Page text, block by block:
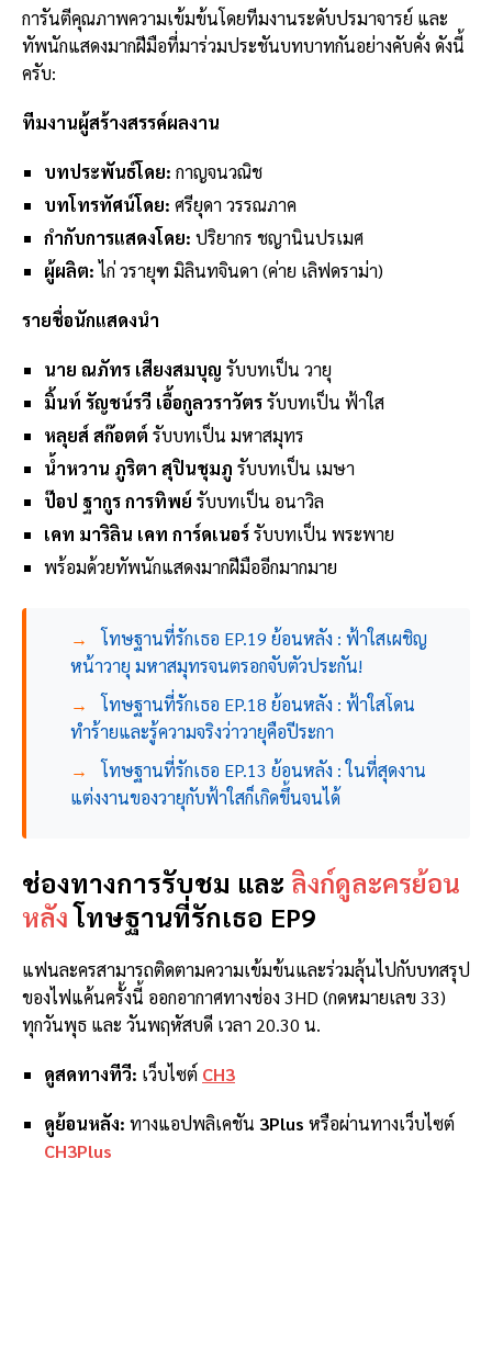
การันตีคุณภาพความเข้มข้นโดยทีมงานระดับปรมาจารย์ และ
ทัพนักแสดงมากฝีมือที่มาร่วมประชันบทบาทกันอย่างคับคั่ง ดังนี้
ครับ:
ทีมงานผู้สร้างสรรค์ผลงาน
บทประพันธ์โดย: กาญจนวณิช
บทโทรทัศน์โดย: ศรียุดา วรรณภาค
กำกับการแสดงโดย: ปริยากร ชญานินปรเมศ
ผู้ผลิต:ไก่ วรายุฑ มิลินทจินดา (ค่าย เลิฟดราม่า)
รายชื่อนักแสดงนำ
นาย ณภัทร เสียงสมบุญ รับบทเป็น วายุ
มิ้นท์ รัญชน์รวี เอื้อกูลวราวัตรรับบทเป็น ฟ้าใส
หลุยส์ สก๊อตต์ รับบทเป็น มหาสมุทร
น้ำหวาน ภูริตา สุปินชุมภู รับบทเป็น เมษา
ป๊อป ฐากูร การทิพย์ รับบทเป็น อนาวิล
เคท มาริลิน เคท การ์ดเนอร์รับบทเป็น พระพาย
พร้อมด้วยทัพนักแสดงมากฝีมืออีกมากมาย
→
โทษฐานที่รักเธอ EP.19 ย้อนหลัง : ฟ้าใสเผชิญ
หน้าวายุ มหาสมุทรจนตรอกจับตัวประกัน!
→
โทษฐานที่รักเธอ EP.18 ย้อนหลัง : ฟ้าใสโดน
ทำร้ายและรู้ความจริงว่าวายุคือปีระกา
→
โทษฐานที่รักเธอ EP.13 ย้อนหลัง : ในที่สุดงาน
แต่งงานของวายุกับฟ้าใสก็เกิดขึ้นจนได้
ช่องทางการรับชม และ ลิงก์ดูละครย้อน
หลังโทษฐานที่รักเธอ EP9
แฟนละครสามารถติดตามความเข้มข้นและร่วมลุ้นไปกับบทสรุป
ของไฟแค้นครั้งนี้ ออกอากาศทางช่อง 3HD (กดหมายเลข 33)
ทุกวันพุธ และ วันพฤหัสบดี เวลา 20.30 น.
ดูสดทางทีวี: เว็บไซต์ CH3
ดูย้อนหลัง: ทางแอปพลิเคชัน 3Plus หรือผ่านทางเว็บไซต์
CH3Plus